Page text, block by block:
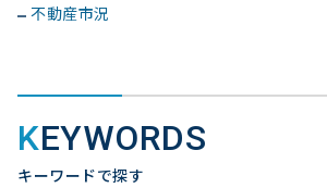
不動産市況
KEYWORDS
キーワードで探す